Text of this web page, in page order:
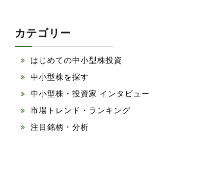
カテゴリー
はじめての中小型株投資
中小型株を探す
中小型株・投資家 インタビュー
市場トレンド・ランキング
注目銘柄・分析